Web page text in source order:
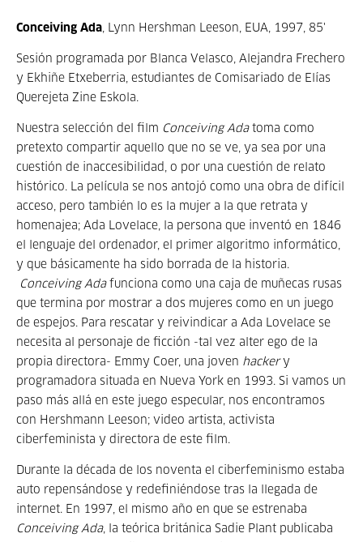
Conceiving Ada, Lynn Hershman Leeson, EUA, 1997, 85'
Sesión programada por Blanca Velasco, Alejandra Frechero
y Ekhiñe Etxeberria, estudiantes de Comisariado de Elías
Querejeta Zine Eskola.
Nuestra selección del film Conceiving Adatoma como
pretexto compartir aquello que no se ve, ya sea por una
cuestión de inaccesibilidad, o por una cuestión de relato
histórico. La película se nos antojó como una obra de difícil
acceso, pero también lo es la mujer a la que retrata y
homenajea; Ada Lovelace, la persona que inventó en 1846
el lenguaje del ordenador, el primer algoritmo informático,
y que básicamente ha sido borrada de la historia.
Conceiving Adafunciona como una caja de muñecas rusas
que termina por mostrar a dos mujeres como en un juego
de espejos. Para rescatar y reivindicar a Ada Lovelace se
necesita al personaje de ficción -tal vez alter ego de la
propia directora- Emmy Coer, una joven hackery
programadora situada en Nueva York en 1993. Si vamos un
paso más allá en este juego especular, nos encontramos
con Hershmann Leeson; video artista, activista
ciberfeminista y directora de este film.
Durante la década de los noventa el ciberfeminismo estaba
auto repensándose y redefiniéndose tras la llegada de
internet. En 1997, el mismo año en que se estrenaba
Conceiving Ada, la teórica británica Sadie Plant publicaba